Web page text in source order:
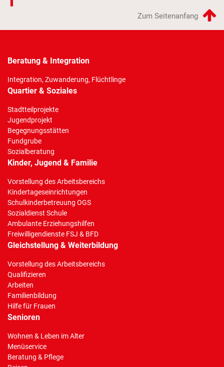
Zum Seitenanfang
Beratung & Integration
Integration, Zuwanderung, Flüchtlinge
Quartier & Soziales
Stadtteilprojekte
Jugendprojekt
Begegnungsstätten
Fundgrube
Sozialberatung
Kinder, Jugend & Familie
Vorstellung des Arbeitsbereichs
Kindertageseinrichtungen
Schulkinderbetreuung OGS
Sozialdienst Schule
Ambulante Erziehungshilfen
Freiwilligendienste FSJ & BFD
Gleichstellung & Weiterbildung
Vorstellung des Arbeitsbereichs
Qualifizieren
Arbeiten
Familienbildung
Hilfe für Frauen
Senioren
Wohnen & Leben im Alter
Menüservice
Beratung & Pflege